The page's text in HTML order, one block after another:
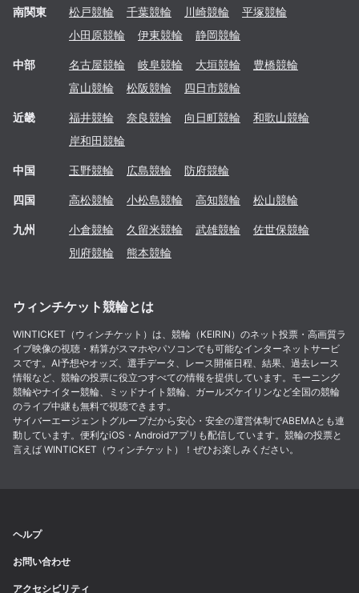
南関東 松戸競輪 千葉競輪 川崎競輪 平塚競輪
小田原競輪 伊東競輪 静岡競輪
中部 名古屋競輪 岐阜競輪 大垣競輪 豊橋競輪
富山競輪 松阪競輪 四日市競輪
近畿 福井競輪 奈良競輪 向日町競輪 和歌山競輪
岸和田競輪
中国 玉野競輪 広島競輪 防府競輪
四国 高松競輪 小松島競輪 高知競輪 松山競輪
九州 小倉競輪 久留米競輪 武雄競輪 佐世保競輪
別府競輪 熊本競輪
ウィンチケット競輪とは
WINTICKET（ウィンチケット）は、競輪（KEIRIN）のネット投票・高画質ラ
イブ映像の視聴・精算がスマホやパソコンでも可能なインターネットサービ
スです。AI予想やオッズ、選手データ、レース開催日程、結果、過去レース
情報など、競輪の投票に役立つすべての情報を提供しています。モーニング
競輪やナイター競輪、ミッドナイト競輪、ガールズケイリンなど全国の競輪
のライブ中継も無料で視聴できます。
サイバーエージェントグループだから安心・安全の運営体制でABEMAとも連
動しています。便利なiOS・Androidアプリも配信しています。競輪の投票と
言えば WINTICKET（ウィンチケット）！ぜひお楽しみください。
ヘルプ
お問い合わせ
アクセシビリティ